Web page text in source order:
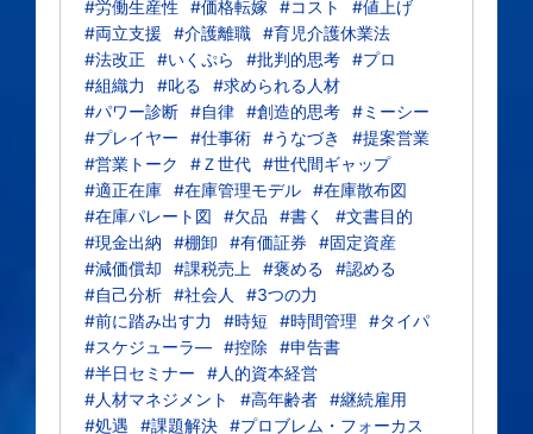
#労働生産性
#価格転嫁 #コスト
#値上げ
#両立支援
#介護離職 #育児介護休業法
#法改正
#いくぷら #批判的思考 #プロ
#組織力
#叱る
#求められる人材
#パワー診断 #自律 #創造的思考 #ミーシー
#プレイヤー
#仕事術 #うなづき
#提案営業
#営業トーク
#Ｚ世代 #世代間ギャップ
#適正在庫 #在庫管理モデル #在庫散布図
#在庫パレート図
#欠品 #書く
#文書目的
#現金出納
#棚卸 #有価証券
#固定資産
#減価償却
#課税売上 #褒める
#認める
#自己分析 #社会人
#3つの力
#前に踏み出す力
#時短 #時間管理
#タイパ
#スケジューラ― #控除
#申告書
#半日セミナー
#人的資本経営
#人材マネジメント
#高年齢者 #継続雇用
#処遇
#課題解決 #プロブレム・フォーカス